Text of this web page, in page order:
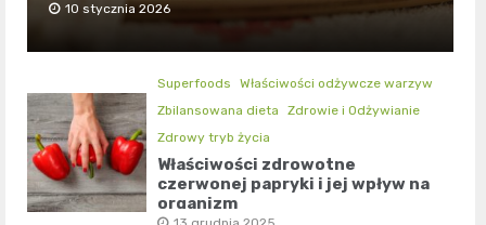
10 stycznia 2026
Superfoods
Właściwości odżywcze warzyw
Zbilansowana dieta
Zdrowie i Odżywianie
Zdrowy tryb życia
Właściwości zdrowotne
czerwonej papryki i jej wpływ na
organizm